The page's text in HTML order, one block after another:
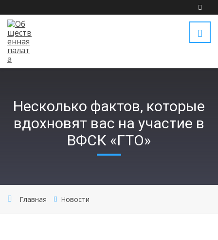
Несколько фактов, которые
вдохновят вас на участие в
ВФСК «ГТО»
Главная Новости